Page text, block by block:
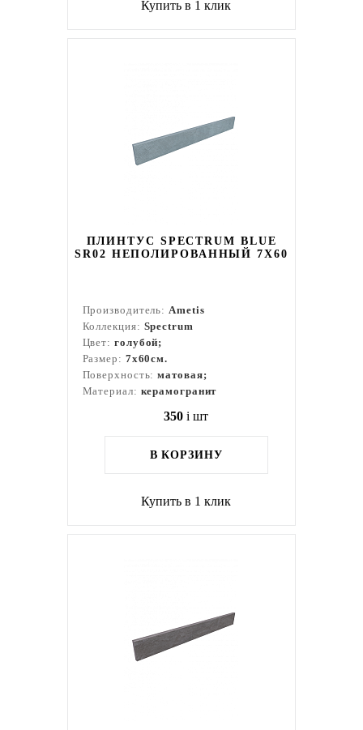
Купить в 1 клик
ПЛИНТУС SPECTRUM BLUE
SR02 НЕПОЛИРОВАННЫЙ 7X60
Производитель:Ametis
Коллекция: Spectrum
Цвет: голубой;
Размер: 7x60см.
Поверхность:матовая;
Материал: керамогранит
350 i шт
В КОРЗИНУ
Купить в 1 клик